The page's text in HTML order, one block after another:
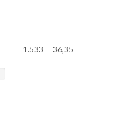
1.533 36,35